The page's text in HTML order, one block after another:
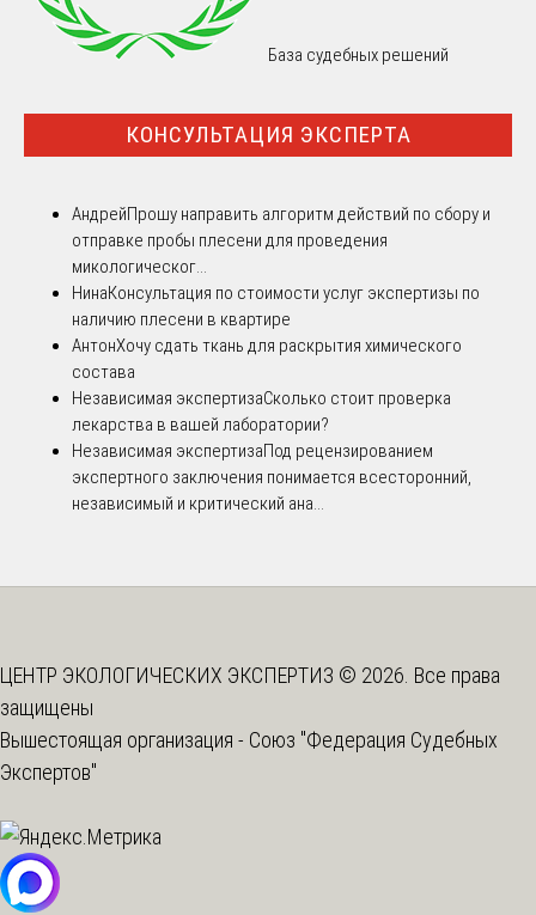
База судебных решений
КОНСУЛЬТАЦИЯ ЭКСПЕРТА
АндрейПрошу направить алгоритм действий по сбору и
отправке пробы плесени для проведения
микологическог...
НинаКонсультация по стоимости услуг экспертизы по
наличию плесени в квартире
АнтонХочу сдать ткань для раскрытия химического
состава
Независимая экспертизаСколько стоит проверка
лекарства в вашей лаборатории?
Независимая экспертизаПод рецензированием
экспертного заключения понимается всесторонний,
независимый и критический ана...
ЦЕНТР ЭКОЛОГИЧЕСКИХ ЭКСПЕРТИЗ © 2026. Все права
защищены
Вышестоящая организация - Союз "Федерация Судебных
Экспертов"